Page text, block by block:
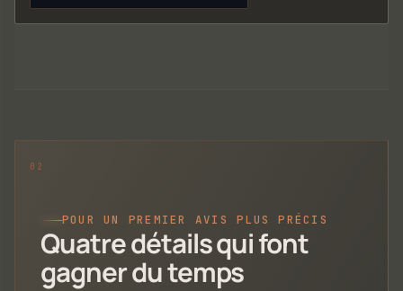
POUR UN PREMIER AVIS PLUS PRÉCIS
Quatre détails qui font
gagner du temps